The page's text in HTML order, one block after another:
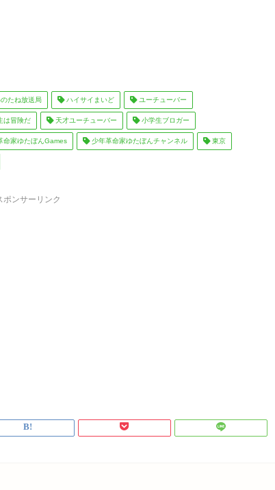
たね放送局 ハイサイまいど ユーチューバー
は冒険だ 天才ユーチューバー 小学生ブロガー
命家ゆたぼんGames 少年革命家ゆたぼんチャンネル 東京
ポンサーリンク